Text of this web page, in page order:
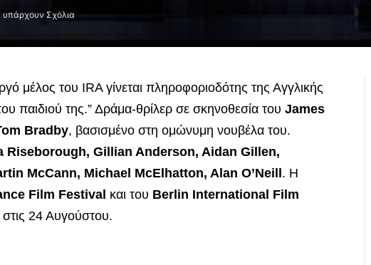
υπάρχουν Σχόλια
μέλος του IRA γίνεται πληροφοριοδότης της Αγγλικής
παιδιού της.” Δράμα-θρίλερ σε σκηνοθεσία του James
Bradby, βασισμένο στη ομώνυμη νουβέλα του.
Riseborough, Gillian Anderson, Aidan Gillen,
McCann, Michael McElhatton, Alan O’Neill . Η
Film Festival και του Berlin International Film
24 Αυγούστου.